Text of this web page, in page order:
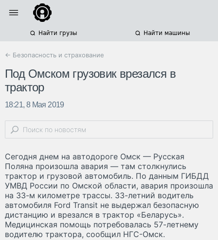
Найти грузы Найти машины
← Безопасность и страхование
Под Омском грузовик врезался в
трактор
18:21, 8 Мая 2019
Сегодня днем на автодороге Омск — Русская
Поляна произошла авария — там столкнулись
трактор и грузовой автомобиль. По данным ГИБДД
УМВД России по Омской области, авария произошла
на 33-м километре трассы. 33-летний водитель
автомобиля Ford Transit не выдержал безопасную
дистанцию и врезался в трактор «Беларусь».
Медицинская помощь потребовалась 57-летнему
водителю трактора, сообщил НГС-Омск.